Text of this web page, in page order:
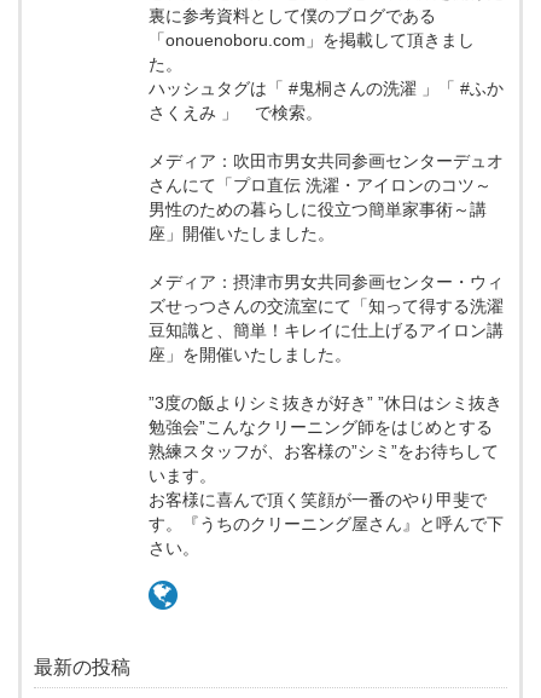
裏に参考資料として僕のブログである
「onouenoboru.com」を掲載して頂きまし
た。
ハッシュタグは「 #鬼桐さんの洗濯 」「 #ふか
さくえみ 」 で検索。
メディア：吹田市男女共同参画センターデュオ
さんにて「プロ直伝 洗濯・アイロンのコツ～
男性のための暮らしに役立つ簡単家事術～講
座」開催いたしました。
メディア：摂津市男女共同参画センター・ウィ
ズせっつさんの交流室にて「知って得する洗濯
豆知識と、簡単！キレイに仕上げるアイロン講
座」を開催いたしました。
”3度の飯よりシミ抜きが好き” ”休日はシミ抜き
勉強会”こんなクリーニング師をはじめとする
熟練スタッフが、お客様の”シミ”をお待ちして
います。
お客様に喜んで頂く笑顔が一番のやり甲斐で
す。『うちのクリーニング屋さん』と呼んで下
さい。
最新の投稿